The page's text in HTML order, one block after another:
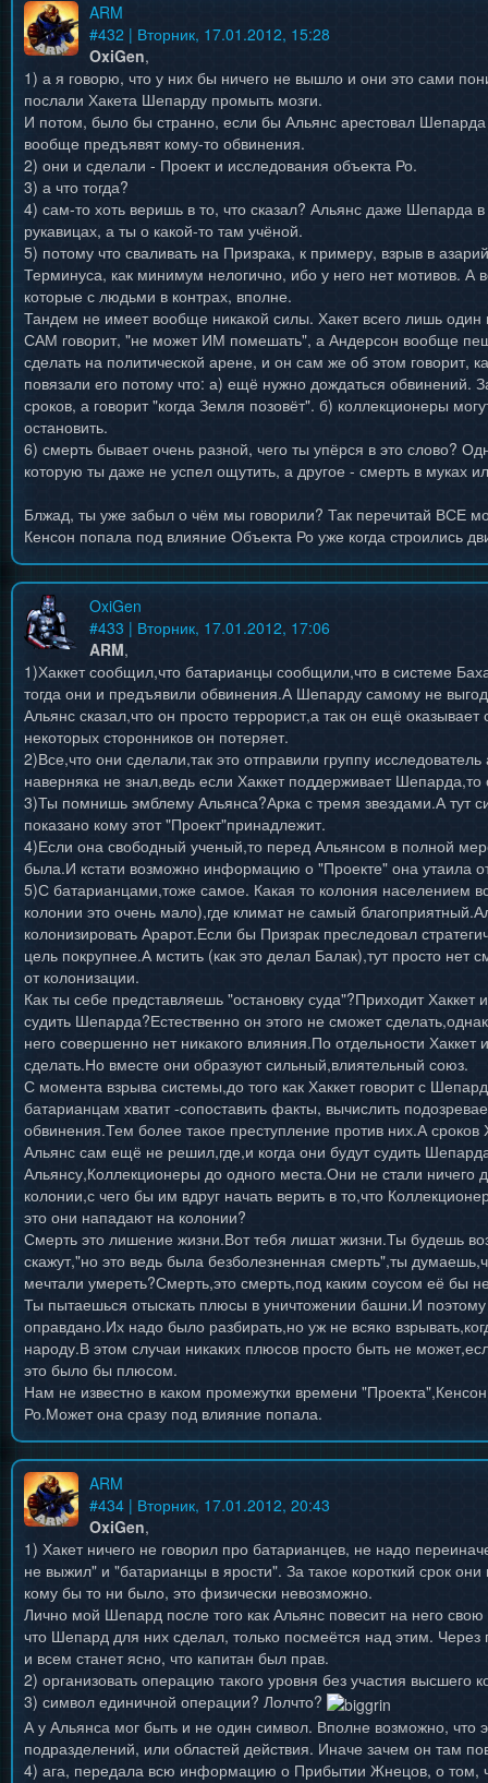
ARM
#432 | Вторник, 17.01.2012, 15:28
OxiGen,
1) а я говорю, что у них бы ничего не вышло и они это сами
послали Хакета Шепарду промыть мозги.
И потом, было бы странно, если бы Альянс арестовал
вообще предъявят кому-то обвинения.
2) они и сделали - Проект и исследования объекта Ро.
3) а что тогда?
4) сам-то хоть веришь в то, что сказал? Альянс даже Шепарда
рукавицах, а ты о какой-то там учёной.
5) потому что сваливать на Призрака, к примеру, взрыв в
Терминуса, как минимум нелогично, ибо у него нет мотивов. А
которые с людьми в контрах, вполне.
Тандем не имеет вообще никакой силы. Хакет всего лишь
САМ говорит, "не может ИМ помешать", а Андерсон вообще
сделать на политической арене, и он сам же об этом говорит,
повязали его потому что: а) ещё нужно дождаться обвинений.
сроков, а говорит "когда Земля позовёт". б) коллекционеры
остановить.
6) смерть бывает очень разной, чего ты упёрся в это слово?
которую ты даже не успел ощутить, а другое - смерть в муках
Блжад, ты уже забыл о чём мы говорили? Так перечитай ВСЕ
Кенсон попала под влияние Объекта Ро уже когда строились
OxiGen
#433 | Вторник, 17.01.2012, 17:06
ARM,
1)Хаккет сообщил,что батарианцы сообщили,что в системе
тогда они и предъявили обвинения.А Шепарду самому не
Альянс сказал,что он просто террорист,а так он ещё
некоторых сторонников он потеряет.
2)Все,что они сделали,так это отправили группу
наверняка не знал,ведь если Хаккет поддерживает
3)Ты помнишь эмблему Альянса?Арка с тремя звездами.А тут
показано кому этот "Проект"принадлежит.
4)Если она свободный ученый,то перед Альянсом в полной
была.И кстати возможно информацию о "Проекте" она утаила
5)С батарианцами,тоже самое. Какая то колония населением
колонии это очень мало),где климат не самый
колонизировать Арарот.Если бы Призрак преследовал
цель покрупнее.А мстить (как это делал Балак),тут просто нет
от колонизации.
Как ты себе представляешь "остановку суда"?Приходит Хаккет
судить Шепарда?Естественно он этого не сможет
него совершенно нет никакого влияния.По отдельности Хаккет
сделать.Но вместе они образуют сильный,влиятельный союз.
С момента взрыва системы,до того как Хаккет говорит с
батарианцам хватит -сопоставить факты, вычислить
обвинения.Тем более такое преступление против них.А сроков
Альянс сам ещё не решил,где,и когда они будут судить
Альянсу,Коллекционеры до одного места.Они не стали ничего
колонии,с чего бы им вдруг начать верить в то,что
это они нападают на колонии?
Смерть это лишение жизни.Вот тебя лишат жизни.Ты будешь
скажут,"но это ведь была безболезненная смерть",ты
мечтали умереть?Смерть,это смерть,под каким соусом её бы
Ты пытаешься отыскать плюсы в уничтожении башни.И
оправдано.Их надо было разбирать,но уж не всяко
народу.В этом случаи никаких плюсов просто быть не
это было бы плюсом.
Нам не известно в каком промежутки времени
Ро.Может она сразу под влияние попала.
ARM
#434 | Вторник, 17.01.2012, 20:43
OxiGen,
1) Хакет ничего не говорил про батарианцев, не надо
не выжил" и "батарианцы в ярости". За такое короткий срок
кому бы то ни было, это физически невозможно.
Лично мой Шепард после того как Альянс повесит на него
что Шепард для них сделал, только посмеётся над этим.
и всем станет ясно, что капитан был прав.
2) организовать операцию такого уровня без участия высшего
3) символ единичной операции? Лолчто?
А у Альянса мог быть и не один символ. Вполне возможно, что
подразделений, или областей действия. Иначе зачем он там
4) ага, передала всю информацию о Прибытии Жнецов, о том,